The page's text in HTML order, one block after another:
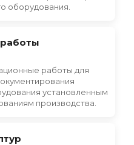
оборудования.
работы для
установленным
производства.